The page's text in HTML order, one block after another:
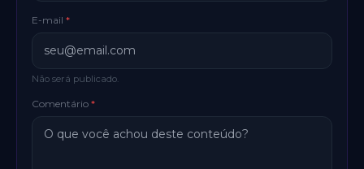
E-mail *
Não será publicado.
Comentário *